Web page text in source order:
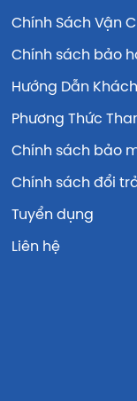
Chính Sách Vận
Chính sách bảo
Hướng Dẫn
Phương Thức
Chính sách bảo
Chính sách đổi
Tuyển dụng
Liên hệ